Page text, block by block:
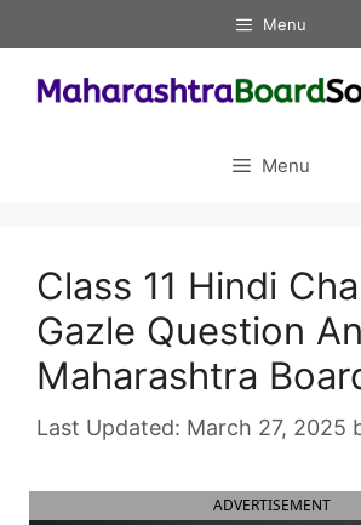
to
content
Menu
Menu
Class 11 Hindi
Gazle Question
Maharashtra
March 27, 2025
ADVERTISEMENT